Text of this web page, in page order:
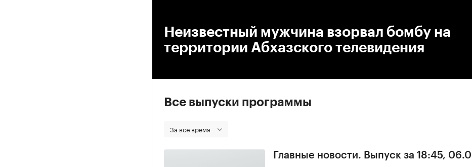
Неизвестный мужчина взорвал бомбу на
территории Абхазского телевидения
Все выпуски программы
За все время
Главные новости. Выпуск за 18:45,